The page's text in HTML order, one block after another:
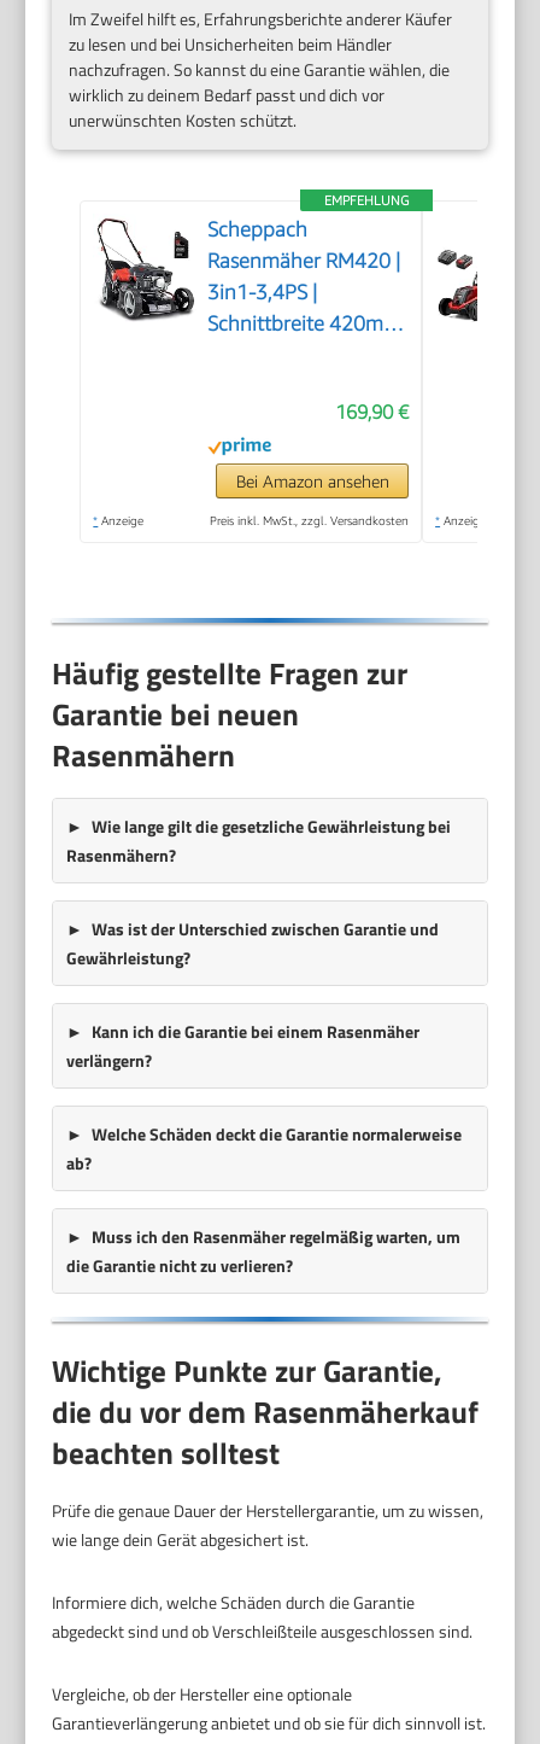
Im Zweifel hilft es, Erfahrungsberichte anderer Käufer
zu lesen und bei Unsicherheiten beim Händler
nachzufragen. So kannst du eine Garantie wählen, die
wirklich zu deinem Bedarf passt und dich vor
unerwünschten Kosten schützt.
EMPFEHLUNG
Scheppach
Rasenmäher RM420 |
3in1-3,4PS |
Schnittbreite 420mm
25-75 mm | inkl.
Motoröl
169,90 €
Bei Amazon ansehen
* Anzeige Preis inkl. MwSt., zzgl. Versandkosten * Anzeige
Häufig gestellte Fragen zur
Garantie bei neuen
Rasenmähern
Wie lange gilt die gesetzliche Gewährleistung bei
Rasenmähern?
Was ist der Unterschied zwischen Garantie und
Gewährleistung?
Kann ich die Garantie bei einem Rasenmäher
verlängern?
Welche Schäden deckt die Garantie normalerweise
ab?
Muss ich den Rasenmäher regelmäßig warten, um
die Garantie nicht zu verlieren?
Wichtige Punkte zur Garantie,
die du vor dem Rasenmäherkauf
beachten solltest
Prüfe die genaue Dauer der Herstellergarantie, um zu wissen,
wie lange dein Gerät abgesichert ist.
Informiere dich, welche Schäden durch die Garantie
abgedeckt sind und ob Verschleißteile ausgeschlossen sind.
Vergleiche, ob der Hersteller eine optionale
Garantieverlängerung anbietet und ob sie für dich sinnvoll ist.